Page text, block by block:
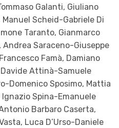
Galanti, Giuliano
Scheid-Gabriele Di
Taranto, Gianmarco
Saraceno-Giuseppe
Famà, Damiano
Attinà-Samuele
Domenico Sposimo, Mattia
Spina-Emanuele
Barbaro Caserta,
Luca D’Urso-Daniele